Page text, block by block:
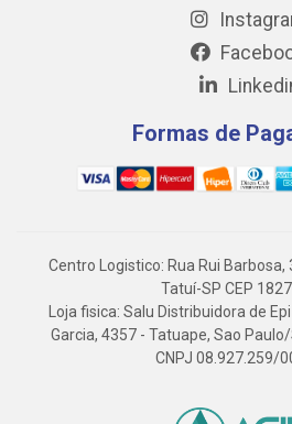
Formas de
Centro Logistico: Rua Rui
Tatuí-SP CEP
Loja fisica: Salu Distribuidora de
Garcia, 4357 - Tatuape, Sao
CNPJ 08.927.259/